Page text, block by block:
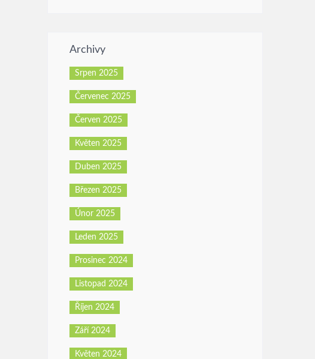
Archivy
Srpen 2025
Červenec 2025
Červen 2025
Květen 2025
Duben 2025
Březen 2025
Únor 2025
Leden 2025
Prosinec 2024
Listopad 2024
Říjen 2024
Září 2024
Květen 2024